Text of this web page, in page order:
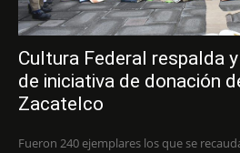
Cultura Federal respalda
de iniciativa de donación
Zacatelco
Fueron 240 ejemplares los que se